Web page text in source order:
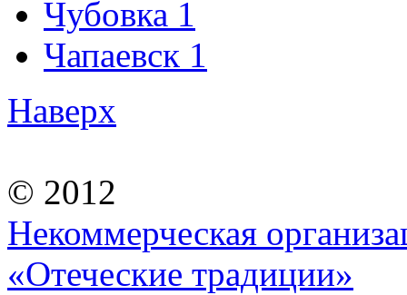
Чубовка 1
Чапаевск 1
Наверх
© 2012
Некоммерческая
«Отеческие традиции»